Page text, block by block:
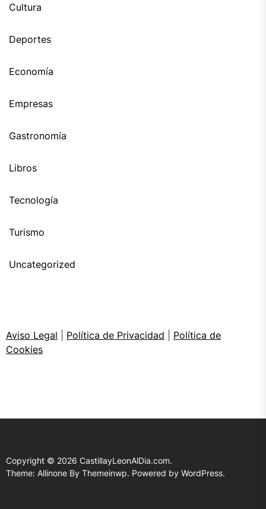
Cultura
Deportes
Economía
Empresas
Gastronomía
Libros
Tecnología
Turismo
Uncategorized
Aviso Legal Política de Privacidad
Política de
Cookies
Copyright © 2026 CastillayLeonAlDia.com.
Theme: Allinone By Themeinwp. Powered by WordPress.